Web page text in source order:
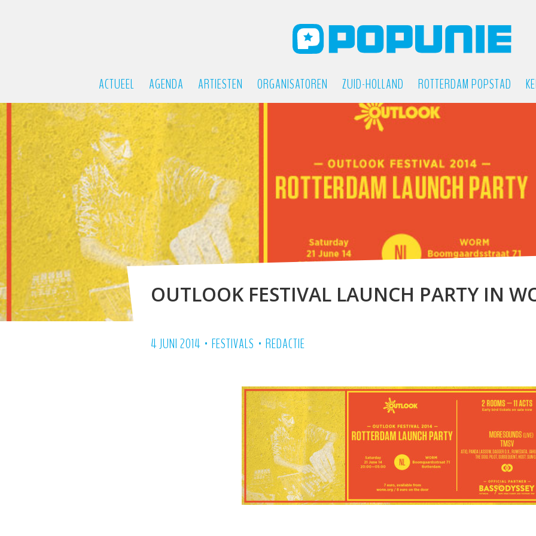
ACTUEEL AGENDA ARTIESTEN ORGANISATOREN ZUID-HOLLAND ROTTERDAM POPSTAD
OUTLOOK FESTIVAL LAUNCH PARTY IN
4 JUNI 2014 • FESTIVALS • REDACTIE